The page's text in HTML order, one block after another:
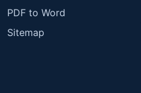
PDF to Word
Sitemap